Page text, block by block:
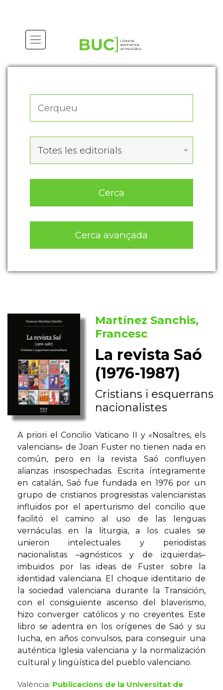
Totes les editorials
Cerca
Cerca avançada
Martínez Sanchis,
Francesc
La revista Saó
(1976-1987)
Cristians i esquerrans
nacionalistes
A priori el Concilio Vaticano II y «Nosaltres, els
valencians» de Joan Fuster no tienen nada en
común, pero en la revista Saó confluyen
alianzas insospechadas. Escrita íntegramente
en catalán, Saó fue fundada en 1976 por un
grupo de cristianos progresistas valencianistas
influidos por el aperturismo del concilio que
facilitó el camino al uso de las lenguas
vernáculas en la liturgia, a los cuales se
unieron intelectuales y periodistas
nacionalistas –agnósticos y de izquierdas–
imbuidos por las ideas de Fuster sobre la
identidad valenciana. El choque identitario de
la sociedad valenciana durante la Transición,
con el consiguiente ascenso del blaverismo,
hizo converger católicos y no creyentes. Este
libro se adentra en los orígenes de Saó y su
lucha, en años convulsos, para conseguir una
auténtica Iglesia valenciana y la normalización
cultural y lingüística del pueblo valenciano.
València: Publicacions de la Universitat de